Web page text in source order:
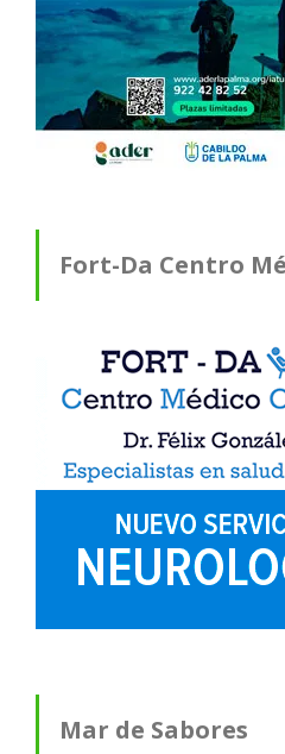
Fort-Da Centro
Mar de Sabores